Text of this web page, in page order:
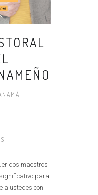
maestros
para
a ustedes con